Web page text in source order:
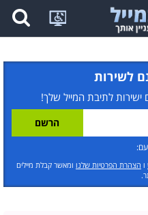
לשירות
לתיבת המייל שלך!
ו הצהרת הפרטיות שלנו ומאשר קבלת מיילים